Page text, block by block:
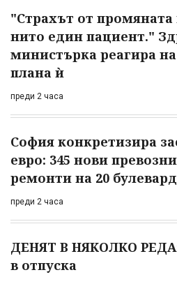
"Страхът от промяната
нито един пациент."
министърка реагира
плана ѝ
преди 2 часа
София конкретизира
евро: 345 нови
ремонти на 20
преди 2 часа
ДЕНЯТ В НЯКОЛКО
в отпуска